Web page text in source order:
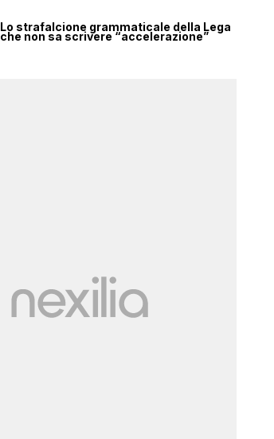
Lo strafalcione grammaticale della Lega
che non sa scrivere “accelerazione”